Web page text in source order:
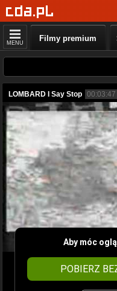
MENU Filmy premium
LOMBARD I Say Stop 00:03:47
Aby móc
POBIERZ